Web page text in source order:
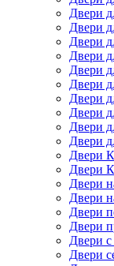
Двери
Двери
Двери
Двери
Двери
Двери
Двери
Двери
Двери
Двери
Двери
Двери
Двери
Двери
Двери
Двери
Двери
Двери